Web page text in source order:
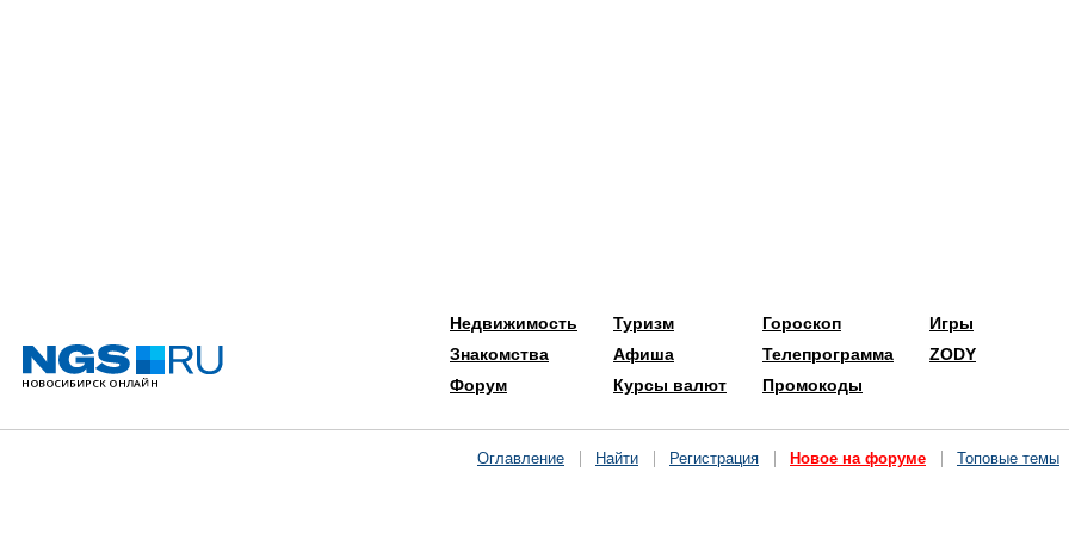
Недвижимость
Знакомства
Форум
Туризм
Афиша
Курсы валют
Гороскоп
Телепрограмма
Промокоды
Игры
ZODY
Оглавление Найти Регистрация Новое на форуме Топовые темы